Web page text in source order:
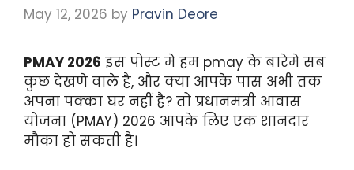
May 12, 2026 by Pravin Deore
PMAY 2026 इस पोस्ट मे हम pmay के बारेमे सब
कुछ देखणे वाले है, और क्या आपके पास अभी तक
अपना पक्का घर नहीं है? तो प्रधानमंत्री आवास
योजना (PMAY) 2026 आपके लिए एक शानदार
मौका हो सकती है।